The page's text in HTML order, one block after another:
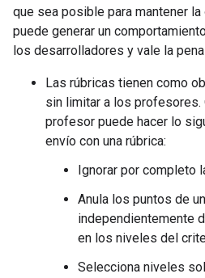
que sea posible para mantener
puede generar un
los desarrolladores y vale la
Las rúbricas tienen como
sin limitar a los profesores.
profesor puede hacer lo
envío con una rúbrica:
Ignorar por completo
Anula los puntos de
independientemente
en los niveles del
Selecciona niveles